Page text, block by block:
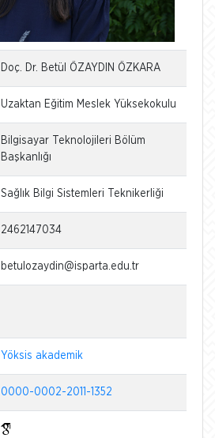
Doç. Dr. Betül ÖZAYDIN ÖZKARA
Uzaktan Eğitim Meslek Yüksekokulu
Bilgisayar Teknolojileri Bölüm
Başkanlığı
Sağlık Bilgi Sistemleri Teknikerliği
2462147034
betulozaydin@isparta.edu.tr
Yöksis akademik
0000-0002-2011-1352